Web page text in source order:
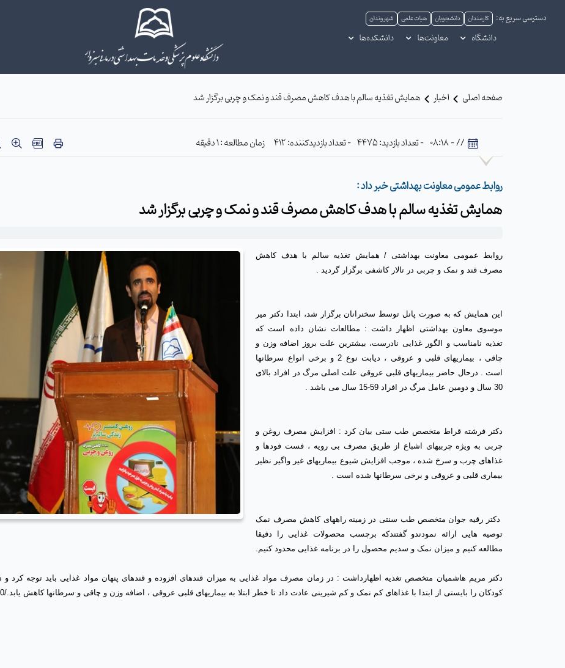
دسترسی سریع به: کارمندان دانشجویان هیات علمی شهروندان
دانشگاه معاونت‌ها دانشکده‌ها
صفحه اصلی اخبار همایش تغذیه سالم با هدف کاهش مصرف قند و نمک و چربی برگزار شد
// - 08:18 - تعداد بازدید: 4475 - تعداد بازدیدکننده: 412 زمان مطالعه : 1 دقیقه
روابط عمومی معاونت بهداشتی خبر داد :
همایش تغذیه سالم با هدف کاهش مصرف قند و نمک و چربی برگزار شد
روابط عمومی معاونت بهداشتی / همایش تغذیه سالم با هدف کاهش
مصرف قند و نمک و چربی در تالار کاشفی برگزار گردید .
این همایش که به صورت پانل توسط سخنرانان برگزار شد، ابتدا دکتر میر
موسوی معاون بهداشتی اظهار داشت : مطالعات نشان داده است که
تغذیه نامناسب و الگور غذایی نادرست، بیشترین علت بروز اضافه وزن و
چاقی ، بیماریهای قلبی و عروقی ، دیابت نوع 2 و برخی انواع سرطانها
است . درحال حاضر بیماریهای قلبی عروقی علت اصلی مرگ در افراد بالای
30 سال و دومین عامل مرگ در افراد 59-15 سال می باشد .
دکتر فرشته قراط متخصص طب ستی بیان کرد : افزایش مصرف روغن و
چربی به ویژه چربیهای اشباع از طریق مصرف بی رویه ، فست فودها و
غذاهای چرب و سرخ شده ، موجب افزایش شیوع بیماریهای غیر واگیر نظیر
بیماری قلبی و عروقی و برخی سرطانها شده است .
دکتر رقیه جوان متخصص طب سنتی در زمینه راههای کاهش مصرف نمک
توصیه هایی ارائه نمودندو گفتندکه برچسب محصولات غذایی را دقیقا
مطالعه کنیم و میزان نمک و سدیم محصول را در برنامه غذایی محدود کنیم.
دکتر مریم هاشمیان متخصص تغذیه اظهارداشت : در زمان مصرف مواد غذایی به میزان قندهای افزوده و قندهای پنهان مواد غذایی باید توجه کرد و
کودکان را بایستی از ابتدا با غذاهای کم نمک و کم شیرینی عادت داد تا خطر ابتلا به بیماریهای قلبی عروقی ، اضافه وزن و چاقی و سرطانها کاهش یابد./140